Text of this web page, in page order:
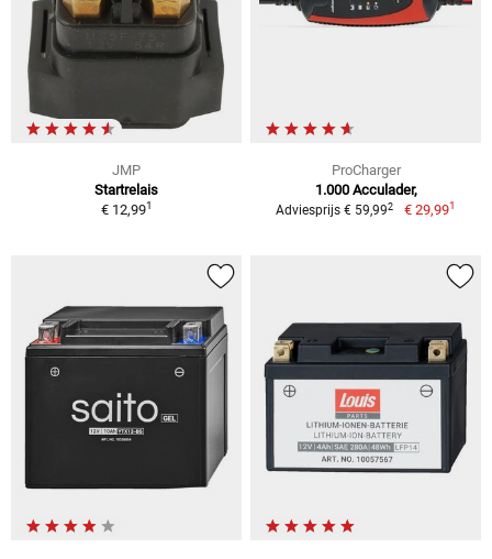
JMP
Startrelais
€ 12,991
ProCharger
1.000 Acculader,
Adviesprijs € 59,992 € 29,991